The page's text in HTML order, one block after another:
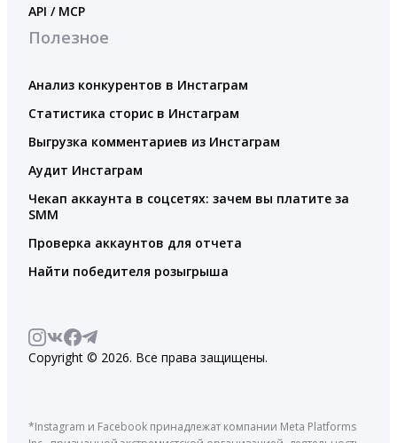
API / MCP
Полезное
Анализ конкурентов в Инстаграм
Статистика сторис в Инстаграм
Выгрузка комментариев из Инстаграм
Аудит Инстаграм
Чекап аккаунта в соцсетях: зачем вы платите за
SMM
Проверка аккаунтов для отчета
Найти победителя розыгрыша
Copyright © 2026. Все права защищены.
*Instagram и Facebook принадлежат компании Meta Platforms